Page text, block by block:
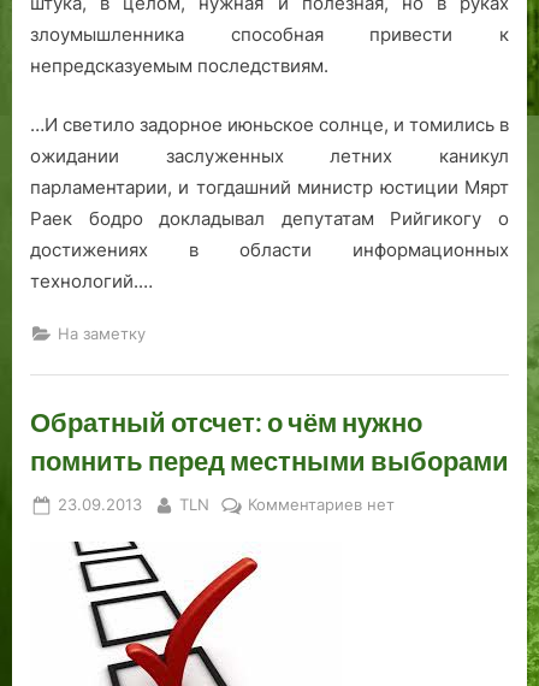
злоумышленника способная привести к
непредсказуемым последствиям.
…И светило задорное июньское солнце, и томились в
ожидании заслуженных летних каникул
парламентарии, и тогдашний министр юстиции Мярт
Раек бодро докладывал депутатам Рийгикогу о
достижениях в области информационных
технологий.…
На заметку
Обратный отсчет: о чём нужно
помнить перед местными выборами
Posted
23.09.2013 By
TLN Комментариевкнет